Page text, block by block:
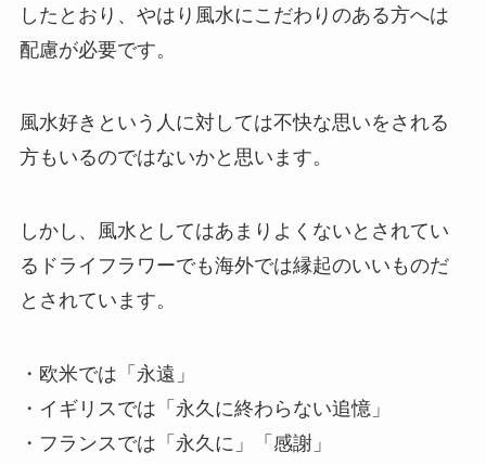
したとおり、やはり風水にこだわりのある方へは
配慮が必要です。
風水好きという人に対しては不快な思いをされる
方もいるのではないかと思います。
しかし、風水としてはあまりよくないとされてい
るドライフラワーでも海外では縁起のいいものだ
とされています。
・欧米では「永遠」
・イギリスでは「永久に終わらない追憶」
・フランスでは「永久に」「感謝」